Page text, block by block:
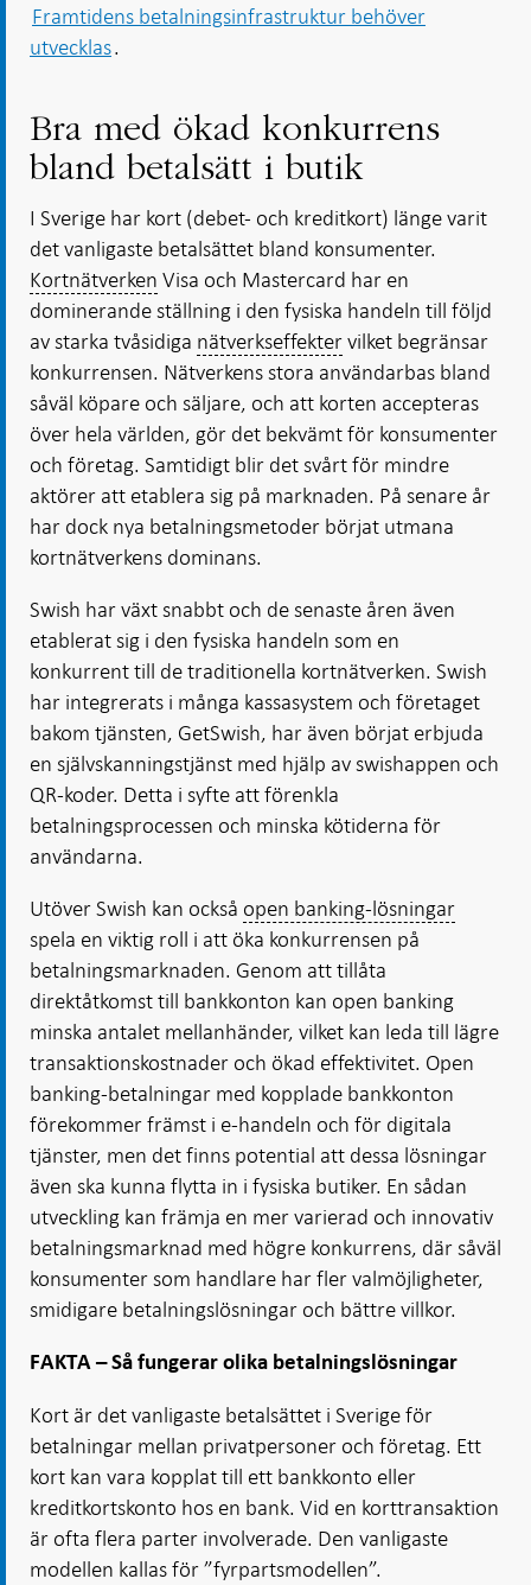
Framtidens betalningsinfrastruktur behöver
utvecklas.
Bra med ökad konkurrens
bland betalsätt i butik
I Sverige har kort (debet- och kreditkort) länge varit
det vanligaste betalsättet bland konsumenter.
Kortnätverken Visa och Mastercard har en
dominerande ställning i den fysiska handeln till följd
av starka tvåsidiga nätverkseffektervilket begränsar
konkurrensen. Nätverkens stora användarbas bland
såväl köpare och säljare, och att korten accepteras
över hela världen, gör det bekvämt för konsumenter
och företag. Samtidigt blir det svårt för mindre
aktörer att etablera sig på marknaden. På senare år
har dock nya betalningsmetoder börjat utmana
kortnätverkens dominans.
Swish har växt snabbt och de senaste åren även
etablerat sig i den fysiska handeln som en
konkurrent till de traditionella kortnätverken. Swish
har integrerats i många kassasystem och företaget
bakom tjänsten, GetSwish, har även börjat erbjuda
en självskanningstjänst med hjälp av swishappen och
QR-koder. Detta i syfte att förenkla
betalningsprocessen och minska kötiderna för
användarna.
Utöver Swish kan också open banking-lösningar
spela en viktig roll i att öka konkurrensen på
betalningsmarknaden. Genom att tillåta
direktåtkomst till bankkonton kan open banking
minska antalet mellanhänder, vilket kan leda till lägre
transaktionskostnader och ökad effektivitet. Open
banking-betalningar med kopplade bankkonton
förekommer främst i e-handeln och för digitala
tjänster, men det finns potential att dessa lösningar
även ska kunna flytta in i fysiska butiker. En sådan
utveckling kan främja en mer varierad och innovativ
betalningsmarknad med högre konkurrens, där såväl
konsumenter som handlare har fler valmöjligheter,
smidigare betalningslösningar och bättre villkor.
FAKTA – Så fungerar olika betalningslösningar
Kort är det vanligaste betalsättet i Sverige för
betalningar mellan privatpersoner och företag. Ett
kort kan vara kopplat till ett bankkonto eller
kreditkortskonto hos en bank. Vid en korttransaktion
är ofta flera parter involverade. Den vanligaste
modellen kallas för ”fyrpartsmodellen”.